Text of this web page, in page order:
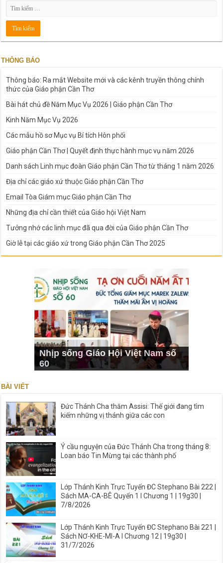
THÔNG BÁO
Thông báo: Ra mắt Website mới và các kênh truyền thông chính
thức của Giáo phận Cần Thơ
Bài hát chủ đề Năm Mục Vụ 2026 | Giáo phận Cần Thơ
Kinh Năm Mục Vụ 2026
Các mẫu hồ sơ Mục vụ Bí tích Hôn phối
Giáo phận Cần Thơ | Quyết định thực hành mục vụ năm 2026
Danh sách Linh mục đoàn Giáo phận Cần Thơ từ tháng 1 năm 2026
Địa chỉ các giáo xứ thuộc Giáo phận Cần Thơ
Email Tòa Giám mục Giáo phận Cần Thơ
Những địa chỉ cần thiết của Giáo hội Việt Nam
Tưởng nhớ các linh mục đã qua đời của Giáo phận Cần Thơ
Giờ lễ tại các giáo xứ trong Giáo phận Cần Thơ 2025
Nhịp sống Giáo Hội Việt Nam số
60
BÀI VIẾT
Đức Thánh Cha thăm Assisi: Thế giới đang tìm
kiếm những vị thánh giữa các con
Ý cầu nguyện của Đức Thánh Cha trong tháng 8:
Loan báo Tin Mừng tại các thành phố
Lớp Thánh Kinh Trực Tuyến ĐC Stephano Bài 222 |
Sách MA-CA-BÊ Quyển 1 I Chương 1 | 19g30 |
7/8/2026
Lớp Thánh Kinh Trực Tuyến ĐC Stephano Bài 221 |
Sách NƠ-KHE-MI-A I Chương 12 | 19g30 |
31/7/2026